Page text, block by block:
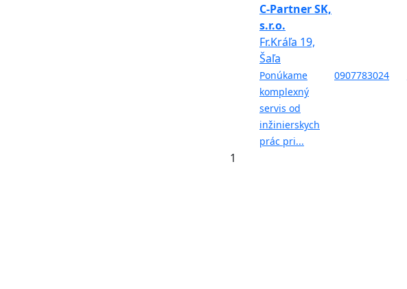
C-Partner SK,
s.r.o.
Fr.Kráľa 19,
Šaľa
Ponúkame
komplexný
servis od
inžinierskych
prác pri...
0907783024
1